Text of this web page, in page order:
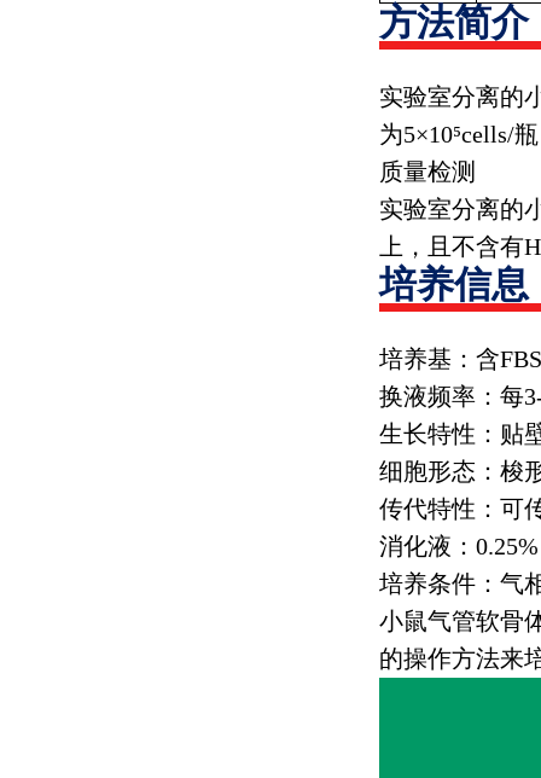
方法简介
实验室分离的
为5×10⁵cells/
质量检测
实验室分离的
上，且不含有
培养信息
培养基：含FBS
换液频率：每
生长特性：贴
细胞形态：梭
传代特性：可
消化液： 0.25%
培养条件：气
小鼠气管软骨
的操作方法来